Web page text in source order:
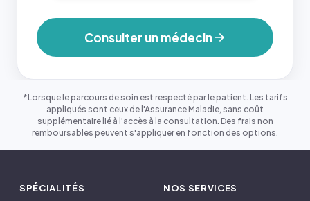
Consulter un médecin
*Lorsque le parcours de soin est respecté par le patient. Les tarifs
appliqués sont ceux de l'Assurance Maladie, sans coût
supplémentaire lié à l'accès à la consultation. Des frais non
remboursables peuvent s'appliquer en fonction des options.
SPÉCIALITÉS NOS SERVICES